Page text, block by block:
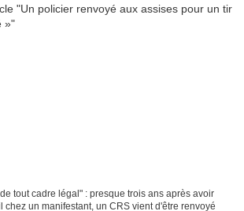
tout cadre légal" : presque trois ans après avoir
chez un manifestant, un CRS vient d'être renvoyé